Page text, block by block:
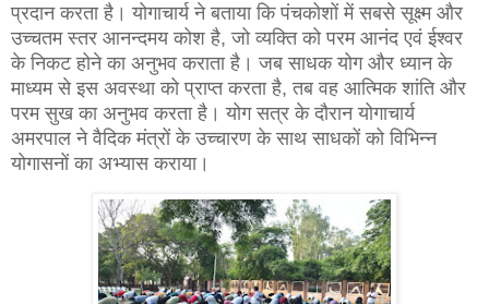
प्रदान करता है। योगाचार्य ने बताया कि पंचकोशों में सबसे सूक्ष्म और
उच्चतम स्तर आनन्दमय कोश है, जो व्यक्ति को परम आनंद एवं ईश्वर
के निकट होने का अनुभव कराता है। जब साधक योग और ध्यान के
माध्यम से इस अवस्था को प्राप्त करता है, तब वह आत्मिक शांति और
परम सुख का अनुभव करता है। योग सत्र के दौरान योगाचार्य
अमरपाल ने वैदिक मंत्रों के उच्चारण के साथ साधकों को विभिन्न
योगासनों का अभ्यास कराया।